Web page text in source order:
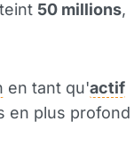
50 millions,
en tant qu'actif
en plus profond